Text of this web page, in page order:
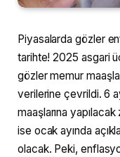
Piyasalarda gözler
tarihte! 2025 asgari
gözler memur
verilerine çevrildi. 6
maaşlarına
ise ocak ayında
olacak. Peki,